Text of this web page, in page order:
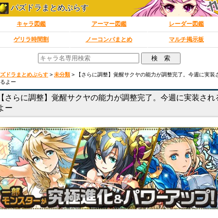
パズドラまとめぷらす
キャラ図鑑 アーマー図鑑 レーダー図鑑
ゲリラ時間割 ノーコンパまとめ マルチ掲示板
ドラまとめぷらす > 未分類 >
【さらに調整】覚醒サクヤの能力が調整完了。今週に実装
よー
さらに調整】覚醒サクヤの能力が調整完了。今週に実装され
ー